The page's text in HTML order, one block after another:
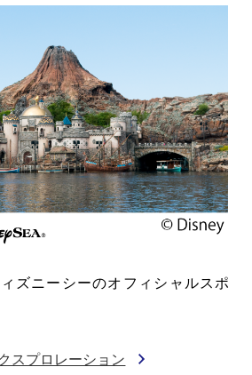
ズニーシーのオフィシャルスポ
スプロレーション